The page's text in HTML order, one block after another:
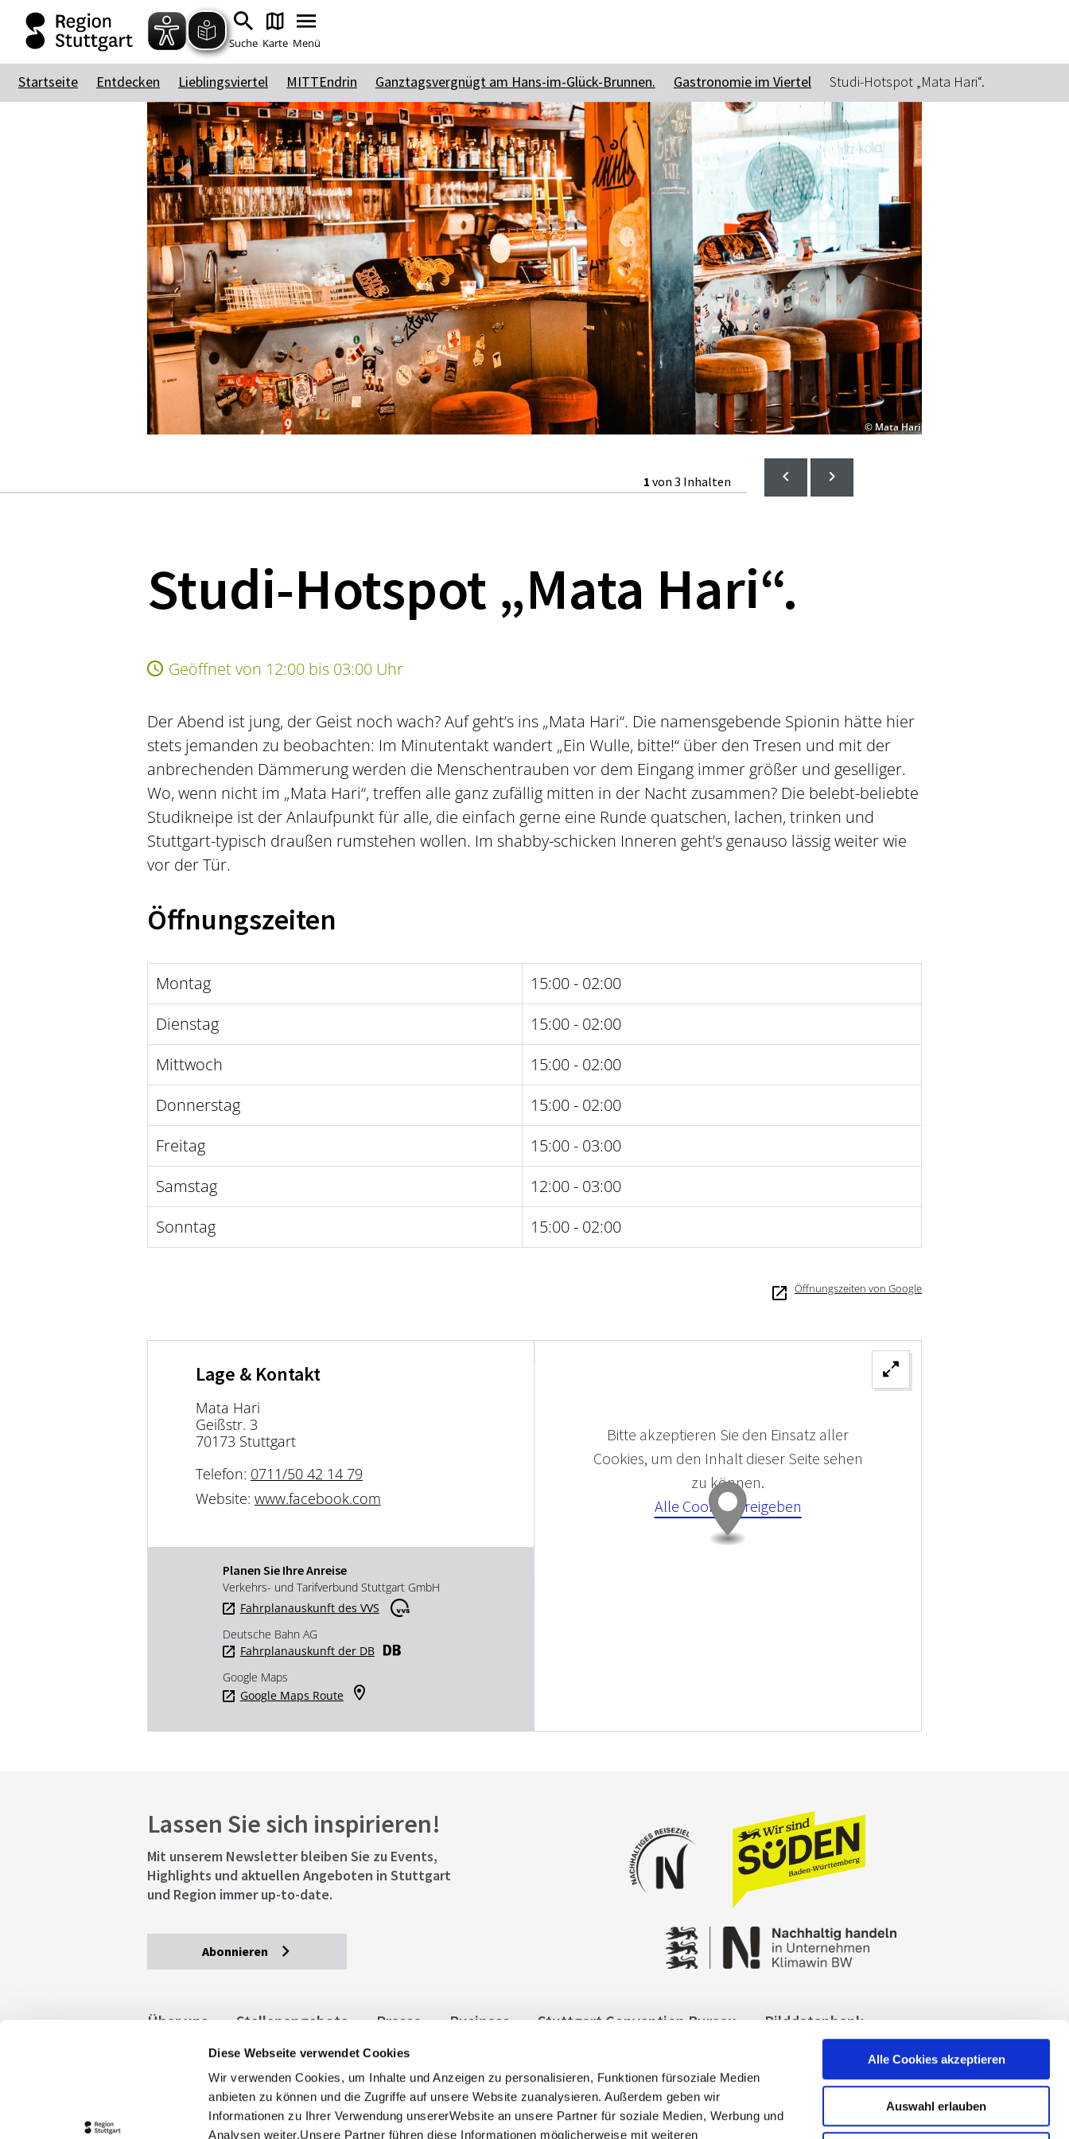
Diese Webseite verwendet Cookies
Wir verwenden Cookies, um Inhalte und Anzeigen zu personalisieren, Funktionen fürsoziale Medien
anbieten zu können und die Zugriffe auf unsere Website zuanalysieren. Außerdem geben wir
Informationen zu Ihrer Verwendung unsererWebsite an unsere Partner für soziale Medien, Werbung und
Analysen weiter.Unsere Partner führen diese Informationen möglicherweise mit weiteren
Alle Cookies akzeptieren
Auswahl erlauben
Suche Karte Menü
Suchbegriff
Das könnte Sie interessieren
Stadtführungen
Tickets
Citytour
Übernachtung
Erlebnisse
Essen & Trinken
Wein
Kultur
Feste & Highlights
Startseite Entdecken Lieblingsviertel MITTEndrin Ganztagsvergnügt am Hans-im-Glück-Brunnen. Gastronomie im Viertel Studi-Hotspot „Mata Hari“.
© Mata Hari
1 von 3 Inhalten
Studi-Hotspot „Mata Hari“.
Geöffnet von 12:00 bis 03:00 Uhr
Der Abend ist jung, der Geist noch wach? Auf geht’s ins „Mata Hari“. Die namensgebende Spionin hätte hier
stets jemanden zu beobachten: Im Minutentakt wandert „Ein Wulle, bitte!“ über den Tresen und mit der
anbrechenden Dämmerung werden die Menschentrauben vor dem Eingang immer größer und geselliger.
Wo, wenn nicht im „Mata Hari“, treffen alle ganz zufällig mitten in der Nacht zusammen? Die belebt-beliebte
Studikneipe ist der Anlaufpunkt für alle, die einfach gerne eine Runde quatschen, lachen, trinken und
Stuttgart-typisch draußen rumstehen wollen. Im shabby-schicken Inneren geht’s genauso lässig weiter wie
vor der Tür.
Öffnungszeiten
Montag
15:00 - 02:00
Dienstag
15:00 - 02:00
Mittwoch
15:00 - 02:00
Donnerstag
15:00 - 02:00
Freitag
15:00 - 03:00
Samstag
12:00 - 03:00
Sonntag
15:00 - 02:00
Öffnungszeiten von Google
Lage & Kontakt
Mata Hari
Geißstr. 3
70173 Stuttgart
Telefon: 0711/50 42 14 79
Website: www.facebook.com
Planen Sie Ihre Anreise
Verkehrs- und Tarifverbund Stuttgart GmbH
Fahrplanauskunft des VVS
Deutsche Bahn AG
Fahrplanauskunft der DB
Google Maps
Google Maps Route
Bitte akzeptieren Sie den Einsatz aller
Cookies, um den Inhalt dieser Seite sehen
zu können.
Alle Cookies Freigeben
Lassen Sie sich inspirieren!
Mit unserem Newsletter bleiben Sie zu Events,
Highlights und aktuellen Angeboten in Stuttgart
und Region immer up-to-date.
Abonnieren
Über uns Stellenangebote Presse Business Stuttgart Convention Bureau
Bilddatenbank
Allgemeine Geschäftsbedingungen
stuttgart.de
Barrierefreiheit